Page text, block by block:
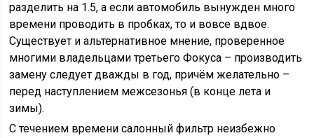
разделить на 1.5, а если автомобиль вынужден много
времени проводить в пробках, то и вовсе вдвое.
Существует и альтернативное мнение, проверенное
многими владельцами третьего Фокуса – производить
замену следует дважды в год, причём желательно –
перед наступлением межсезонья (в конце лета и
зимы).
С течением времени салонный фильтр неизбежно